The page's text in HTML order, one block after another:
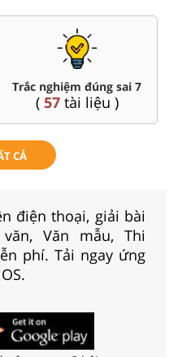
Bài giảng Powerpoint Văn,
Sử, Địa 7....
( 35 tài liệu )
CẢ
điện thoại, giải bài
Văn mẫu, Thi
phí. Tải ngay ứng